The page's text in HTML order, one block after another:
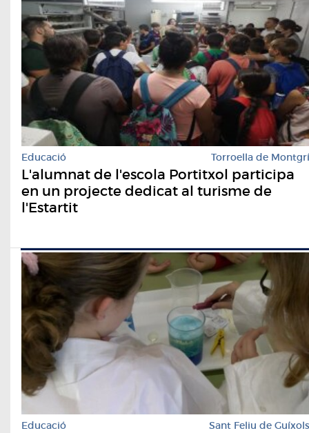
Educació Torroella de Montgrí
L'alumnat de l'escola Portitxol participa
en un projecte dedicat al turisme de
l'Estartit
Educació Sant Feliu de Guíxols